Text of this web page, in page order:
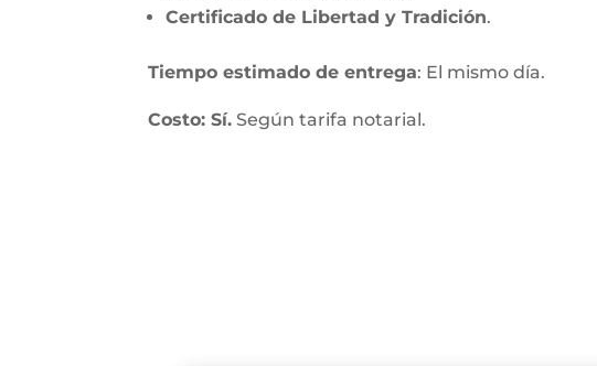
Certificado de Libertad y Tradición.
Tiempo estimado de entrega: El mismo día.
Costo: Sí. Según tarifa notarial.